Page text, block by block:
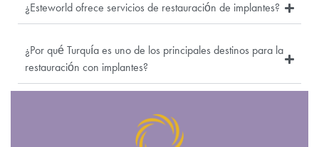
¿Esteworld ofrece servicios de restauración de implantes?
¿Por qué Turquía es uno de los principales destinos para la
restauración con implantes?